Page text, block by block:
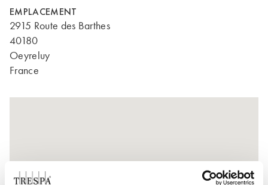
EMPLACEMENT
2915 Route des Barthes
40180
Oeyreluy
France